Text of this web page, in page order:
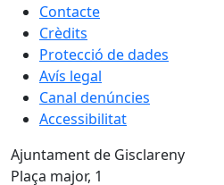
Contacte
Crèdits
Protecció de dades
Avís legal
Canal denúncies
Accessibilitat
Ajuntament de Gisclareny
Plaça major, 1